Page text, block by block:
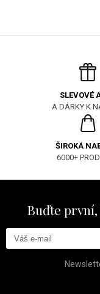
SLEVOVÉ
A DÁRKY K
ŠIROKÁ
6000+
Buďte první,